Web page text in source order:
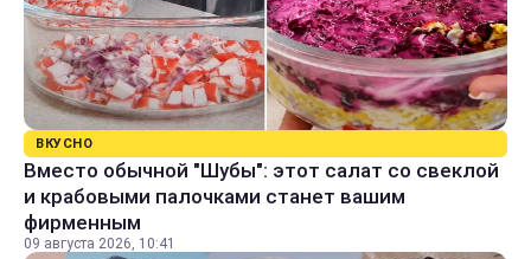
ВКУСНО
Вместо обычной "Шубы": этот салат со свеклой
и крабовыми палочками станет вашим
фирменным
09 августа 2026, 10:41